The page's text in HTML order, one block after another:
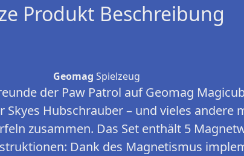
Produkt Beschreibung
Geomag Spielzeug
der Paw Patrol auf Geomag
Skyes Hubschrauber – und vieles andere
zusammen. Das Set enthält 5
Dank des Magnetismus